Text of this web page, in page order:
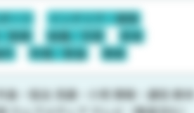
ーツ
インテリア／建築
医療 結婚／恋愛
若者
料理／飲食 関東
・宿泊 流通・小売 情報・通信 素材